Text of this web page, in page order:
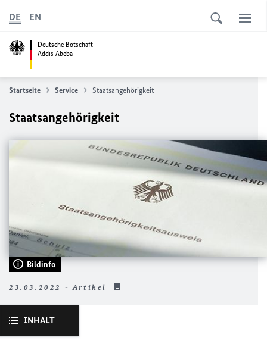
Deutsche Botschaft
Addis Abeba
DE EN
Startseite Service Staatsangehörigkeit
Staatsangehörigkeit
Bildinfo
23.03.2022 - Artikel
INHALT